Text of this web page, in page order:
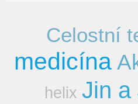
Celostní
medicína
helix Jin a